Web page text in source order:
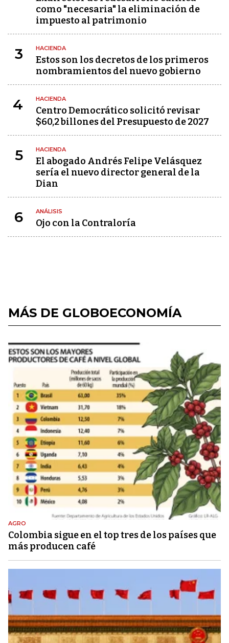
como "necesaria" la eliminación de
impuesto al patrimonio
3 HACIENDA
Estos son los decretos de los primeros
nombramientos del nuevo gobierno
4 HACIENDA
Centro Democrático solicitó revisar
$60,2 billones del Presupuesto de 2027
5 HACIENDA
El abogado Andrés Felipe Velásquez
sería el nuevo director general de la
Dian
6 ANÁLISIS
Ojo con la Contraloría
MÁS DE GLOBOECONOMÍA
AGRO
Colombia sigue en el top tres de los países que
más producen café